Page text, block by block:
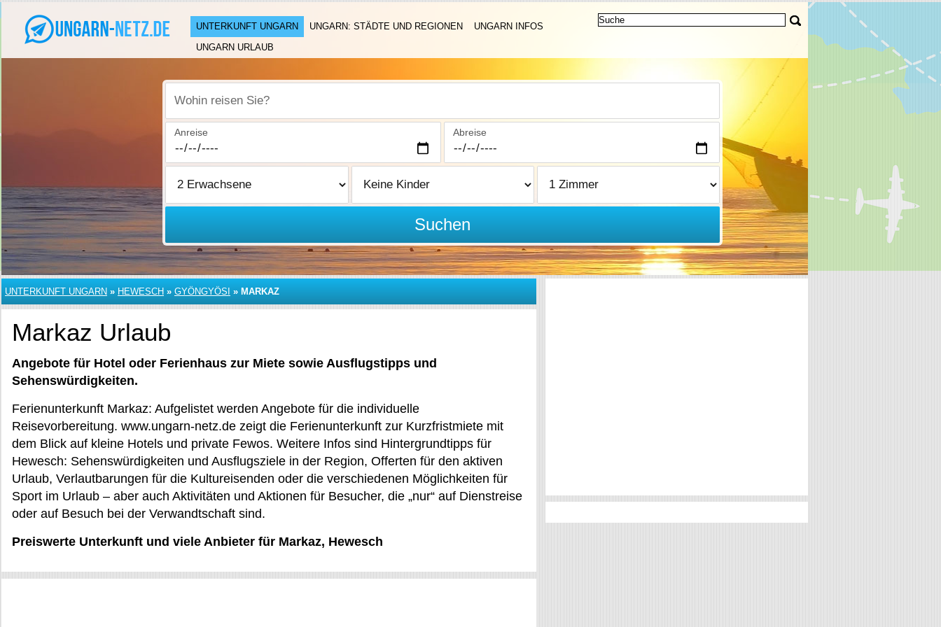
UNTERKUNFT UNGARN UNGARN: STÄDTE UND REGIONEN
UNGARN INFOS
UNGARN URLAUB
Wohin reisen Sie?
Anreise Abreise
Suchen
UNTERKUNFT UNGARN » HEWESCH » GYÖNGYÖSI » MARKAZ
Markaz Urlaub
Angebote für Hotel oder Ferienhaus zur Miete sowie Ausflugstipps und
Sehenswürdigkeiten.
Ferienunterkunft Markaz: Aufgelistet werden Angebote für die individuelle
Reisevorbereitung. www.ungarn-netz.de zeigt die Ferienunterkunft zur Kurzfristmiete mit
dem Blick auf kleine Hotels und private Fewos. Weitere Infos sind Hintergrundtipps für
Hewesch: Sehenswürdigkeiten und Ausflugsziele in der Region, Offerten für den aktiven
Urlaub, Verlautbarungen für die Kultureisenden oder die verschiedenen Möglichkeiten für
Sport im Urlaub – aber auch Aktivitäten und Aktionen für Besucher, die „nur“ auf Dienstreise
oder auf Besuch bei der Verwandtschaft sind.
Preiswerte Unterkunft und viele Anbieter für Markaz, Hewesch